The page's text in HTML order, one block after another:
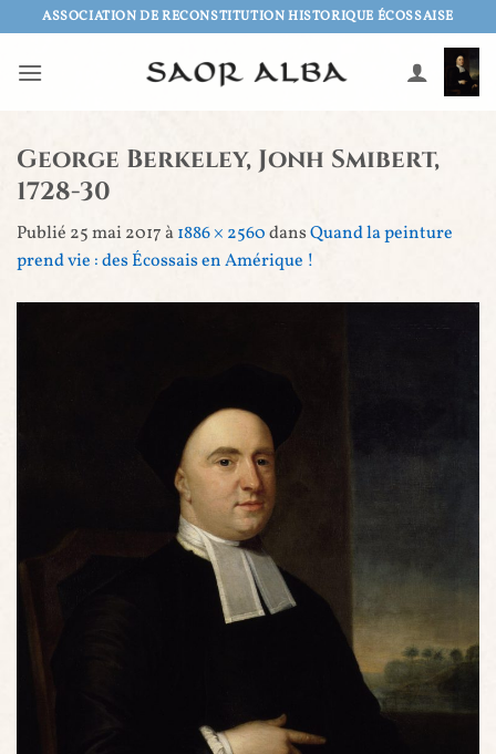
Passer
au
contenu
ASSOCIATION DE RECONSTITUTION HISTORIQUE ÉCOSSAISE
George Berkeley, Jonh Smibert,
1728-30
Publié 25 mai 2017à1886 × 2560dansQuand la peinture
prend vie : des Écossais en Amérique !